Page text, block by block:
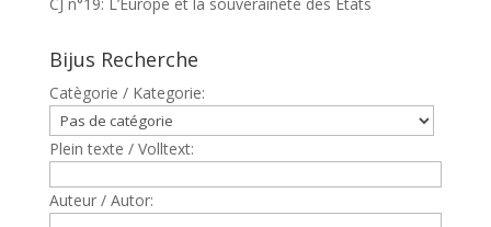
Bijus Recherche
Catègorie / Kategorie:
Plein texte / Volltext:
Auteur / Autor: